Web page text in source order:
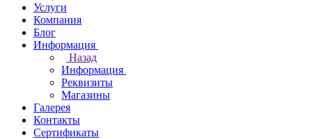
Услуги
Компания
Блог
Информация
Назад
Информация
Реквизиты
Магазины
Галерея
Контакты
Сертификаты